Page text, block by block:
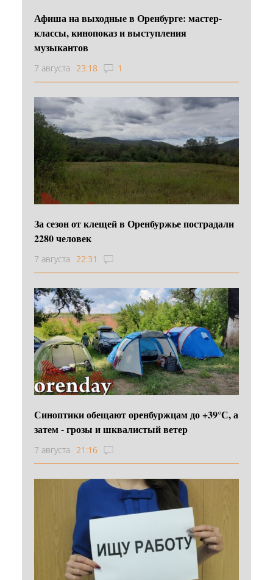
Афиша на выходные в Оренбурге: мастер-
классы, кинопоказ и выступления
музыкантов
7 августа 23:18 1
За сезон от клещей в Оренбуржье пострадали
2280 человек
7 августа 22:31
Синоптики обещают оренбуржцам до +39°С, а
затем - грозы и шквалистый ветер
7 августа 21:16